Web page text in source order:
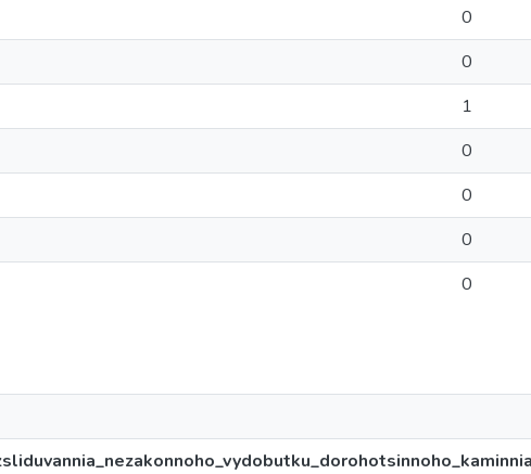
0
0
1
0
0
0
0